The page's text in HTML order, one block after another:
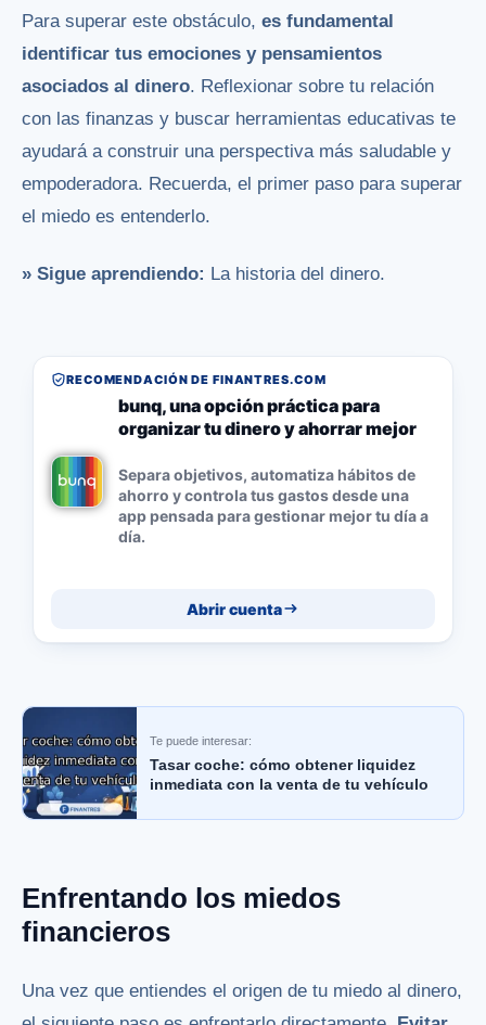
Para superar este obstáculo, es fundamental
identificar tus emociones y pensamientos
asociados al dinero. Reflexionar sobre tu relación
con las finanzas y buscar herramientas educativas te
ayudará a construir una perspectiva más saludable y
empoderadora. Recuerda, el primer paso para superar
el miedo es entenderlo.
» Sigue aprendiendo: La historia del dinero.
RECOMENDACIÓN DE FINANTRES.COM
bunq, una opción práctica para
organizar tu dinero y ahorrar mejor
Separa objetivos, automatiza hábitos de
ahorro y controla tus gastos desde una
app pensada para gestionar mejor tu día a
día.
Abrir cuenta
Te puede interesar:
Tasar coche: cómo obtener liquidez
inmediata con la venta de tu vehículo
Enfrentando los miedos
financieros
Una vez que entiendes el origen de tu miedo al dinero,